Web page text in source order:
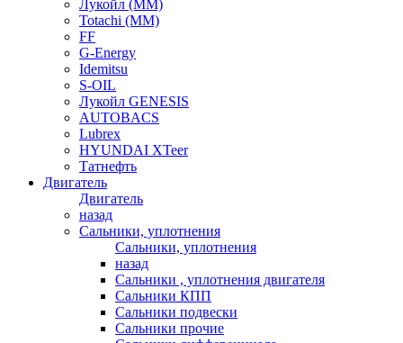
Лукойл (ММ)
Totachi (MM)
FF
G-Energy
Idemitsu
S-OIL
Лукойл GENESIS
AUTOBACS
Lubrex
HYUNDAI XTeer
Татнефть
Двигатель
Двигатель
назад
Сальники, уплотнения
Сальники, уплотнения
назад
Сальники , уплотнения двигателя
Сальники КПП
Сальники подвески
Сальники прочие